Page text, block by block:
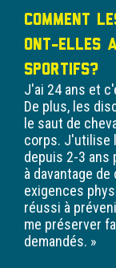
Comment
ont-elles
sportifs?
J'ai 24 ans et
De plus, les
le saut de
corps. J'utilise
depuis 2-3 ans
à davantage
exigences
réussi à
me préserver
demandés. »